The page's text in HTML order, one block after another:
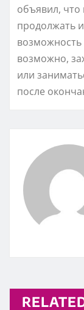
объявил,
продолжать
возможность
возможно,
или
после